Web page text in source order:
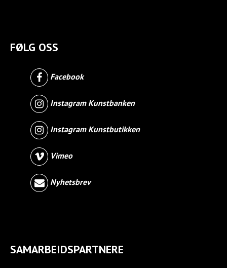
FØLG OSS
Facebook
Instagram Kunstbanken
Instagram Kunstbutikken
Vimeo
Nyhetsbrev
SAMARBEIDSPARTNERE